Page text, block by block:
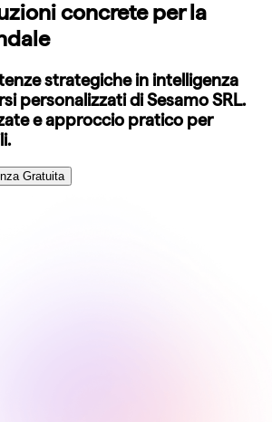
concrete per la
strategiche in intelligenza
personalizzati di Sesamo SRL.
e approccio pratico per
Gratuita